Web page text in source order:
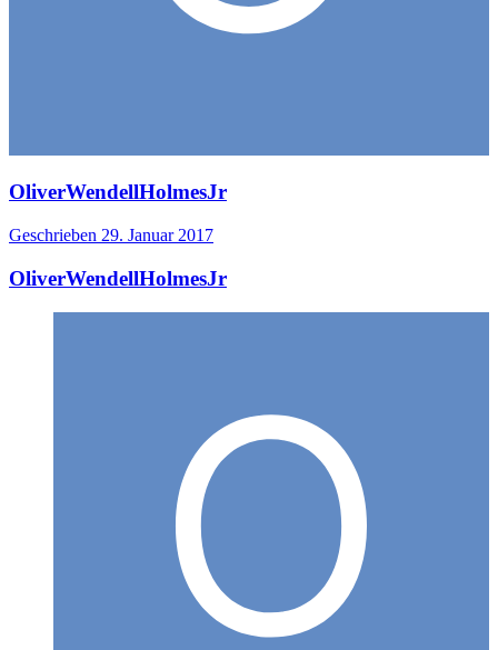
OliverWendellHolmesJr
Geschrieben 29. Januar 2017
OliverWendellHolmesJr